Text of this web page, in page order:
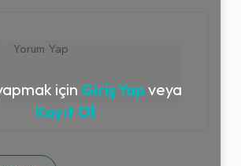
için Giriş Yap veya
Kayıt Ol